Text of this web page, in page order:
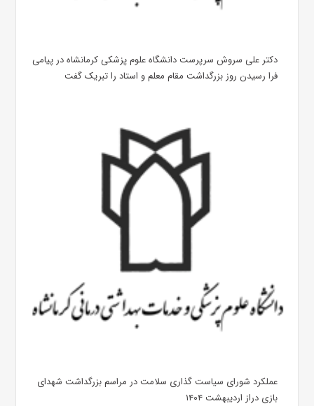
دکتر علی سروش سرپرست دانشگاه علوم پزشکی کرمانشاه در پیامی
فرا رسیدن روز بزرگداشت مقام معلم و استاد را تبریک گفت
عملکرد شورای سیاست گذاری سلامت در مراسم بزرگداشت شهدای
بازی دراز اردیبهشت ۱۴۰۴